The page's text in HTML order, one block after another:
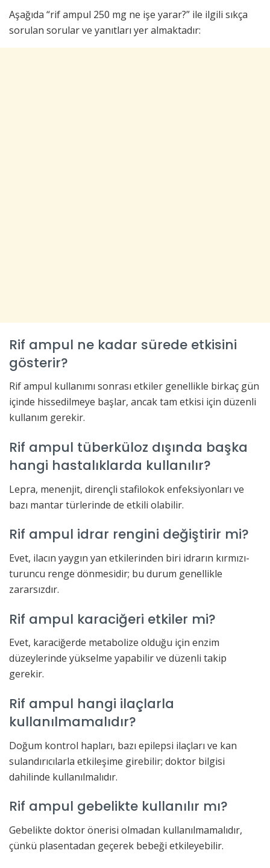
Aşağıda “rif ampul 250 mg ne işe yarar?” ile ilgili sıkça
sorulan sorular ve yanıtları yer almaktadır:
Rif ampul ne kadar sürede etkisini
gösterir?
Rif ampul kullanımı sonrası etkiler genellikle birkaç gün
içinde hissedilmeye başlar, ancak tam etkisi için düzenli
kullanım gerekir.
Rif ampul tüberküloz dışında başka
hangi hastalıklarda kullanılır?
Lepra, menenjit, dirençli stafilokok enfeksiyonları ve
bazı mantar türlerinde de etkili olabilir.
Rif ampul idrar rengini değiştirir mi?
Evet, ilacın yaygın yan etkilerinden biri idrarın kırmızı-
turuncu renge dönmesidir; bu durum genellikle
zararsızdır.
Rif ampul karaciğeri etkiler mi?
Evet, karaciğerde metabolize olduğu için enzim
düzeylerinde yükselme yapabilir ve düzenli takip
gerekir.
Rif ampul hangi ilaçlarla
kullanılmamalıdır?
Doğum kontrol hapları, bazı epilepsi ilaçları ve kan
sulandırıcılarla etkileşime girebilir; doktor bilgisi
dahilinde kullanılmalıdır.
Rif ampul gebelikte kullanılır mı?
Gebelikte doktor önerisi olmadan kullanılmamalıdır,
çünkü plasentadan geçerek bebeği etkileyebilir.